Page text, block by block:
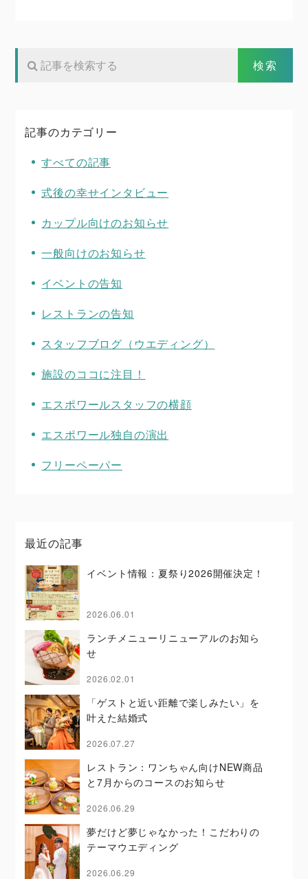
記事のカテゴリー
すべての記事
式後の幸せインタビュー
カップル向けのお知らせ
一般向けのお知らせ
イベントの告知
レストランの告知
スタッフブログ（ウエディング）
施設のココに注目！
エスポワールスタッフの横顔
エスポワール独自の演出
フリーペーパー
最近の記事
イベント情報：夏祭り2026開催決定！
2026.06.01
ランチメニューリニューアルのお知ら
せ
2026.02.01
「ゲストと近い距離で楽しみたい」を
叶えた結婚式
2026.07.27
レストラン：ワンちゃん向けNEW商品
と7月からのコースのお知らせ
2026.06.29
夢だけど夢じゃなかった！こだわりの
テーマウエディング
2026.06.29